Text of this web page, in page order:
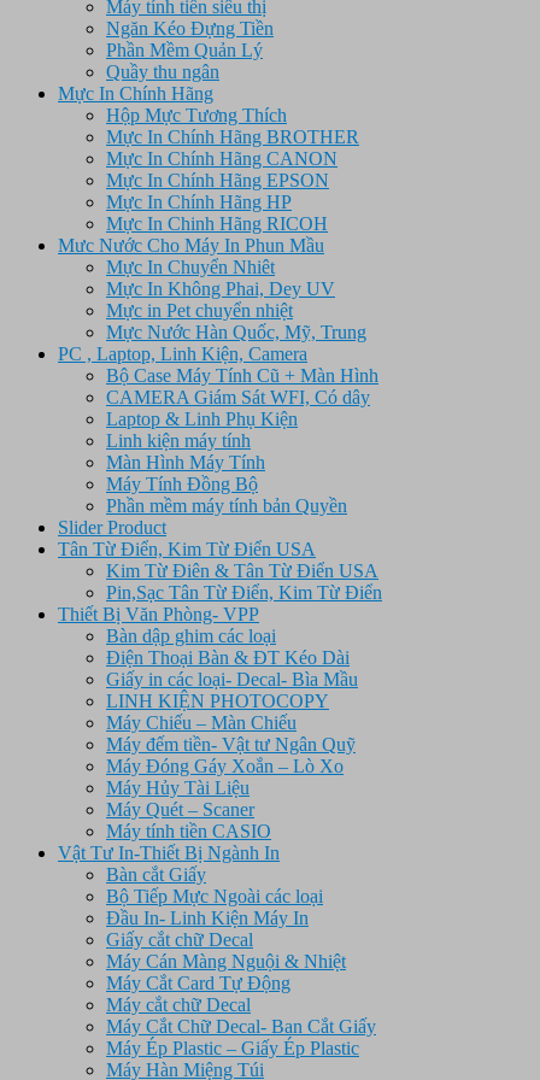
Máy tính tiền siêu thị
Ngăn Kéo Đựng Tiền
Phần Mềm Quản Lý
Quầy thu ngân
Mực In Chính Hãng
Hộp Mực Tương Thích
Mực In Chính Hãng BROTHER
Mực In Chính Hãng CANON
Mực In Chính Hãng EPSON
Mực In Chính Hãng HP
Mực In Chinh Hãng RICOH
Mưc Nước Cho Máy In Phun Mầu
Mực In Chuyển Nhiêt
Mực In Không Phai, Dey UV
Mực in Pet chuyển nhiệt
Mực Nước Hàn Quốc, Mỹ, Trung
PC , Laptop, Linh Kiện, Camera
Bộ Case Máy Tính Cũ + Màn Hình
CAMERA Giám Sát WFI, Có dây
Laptop & Linh Phụ Kiện
Linh kiện máy tính
Màn Hình Máy Tính
Máy Tính Đồng Bộ
Phần mềm máy tính bản Quyền
Slider Product
Tân Từ Điển, Kim Từ Điển USA
Kim Từ Điên & Tân Từ Điển USA
Pin,Sạc Tân Từ Điển, Kim Từ Điển
Thiết Bị Văn Phòng- VPP
Bàn dập ghim các loại
Điện Thoại Bàn & ĐT Kéo Dài
Giấy in các loại- Decal- Bìa Mầu
LINH KIỆN PHOTOCOPY
Máy Chiếu – Màn Chiếu
Máy đếm tiền- Vật tư Ngân Quỹ
Máy Đóng Gáy Xoắn – Lò Xo
Máy Hủy Tài Liệu
Máy Quét – Scaner
Máy tính tiền CASIO
Vật Tư In-Thiết Bị Ngành In
Bàn cắt Giấy
Bộ Tiếp Mực Ngoài các loại
Đầu In- Linh Kiện Máy In
Giấy cắt chữ Decal
Máy Cán Màng Nguội & Nhiệt
Máy Cắt Card Tự Động
Máy cắt chữ Decal
Máy Cắt Chữ Decal- Ban Cắt Giấy
Máy Ép Plastic – Giấy Ép Plastic
Máy Hàn Miệng Túi